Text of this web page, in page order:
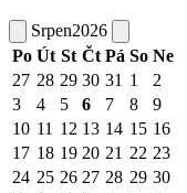
Srpen2026
Po Út St Čt Pá So Ne
27 28 29 30 31 1
2
3
4 5 6 7 8
9
10 11 12 13 14 15 16
17 18 19 20 21 22 23
24 25 26 27 28 29 30